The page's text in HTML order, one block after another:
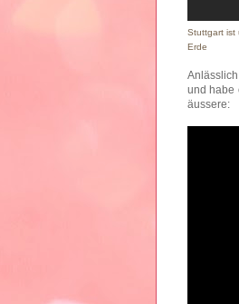
Stuttgart ist
Erde
und habe
äussere: